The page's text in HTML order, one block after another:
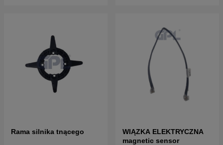
Rama silnika tnącego
WIĄZKA ELEKTRYCZNA
magnetic sensor